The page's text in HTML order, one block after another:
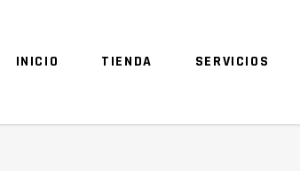
INICIO TIENDA SERVICIOS